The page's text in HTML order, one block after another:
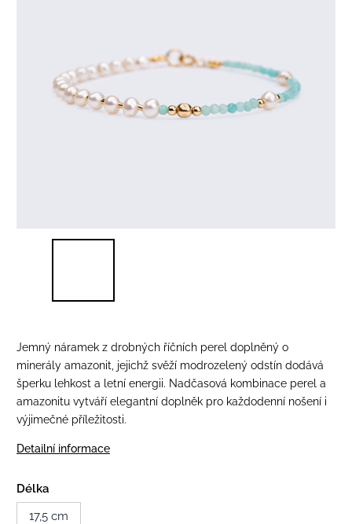
Jemný náramek z drobných říčních perel doplněný o
minerály amazonit, jejichž svěží modrozelený odstín dodává
šperku lehkost a letní energii. Nadčasová kombinace perel a
amazonitu vytváří elegantní doplněk pro každodenní nošení i
výjimečné příležitosti.
Detailní informace
Délka
17,5 cm